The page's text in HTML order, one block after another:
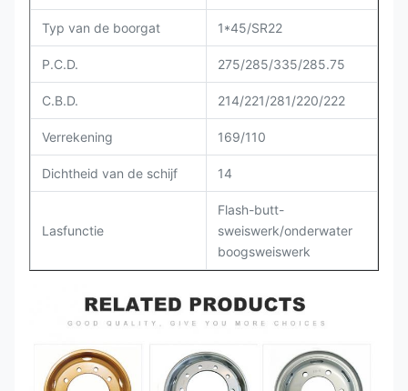
Typ van de boorgat 1*45/SR22
P.C.D. 275/285/335/285.75
C.B.D. 214/221/281/220/222
Verrekening 169/110
Dichtheid van de schijf 14
Lasfunctie
Flash-butt-
sweiswerk/onderwater
boogsweiswerk